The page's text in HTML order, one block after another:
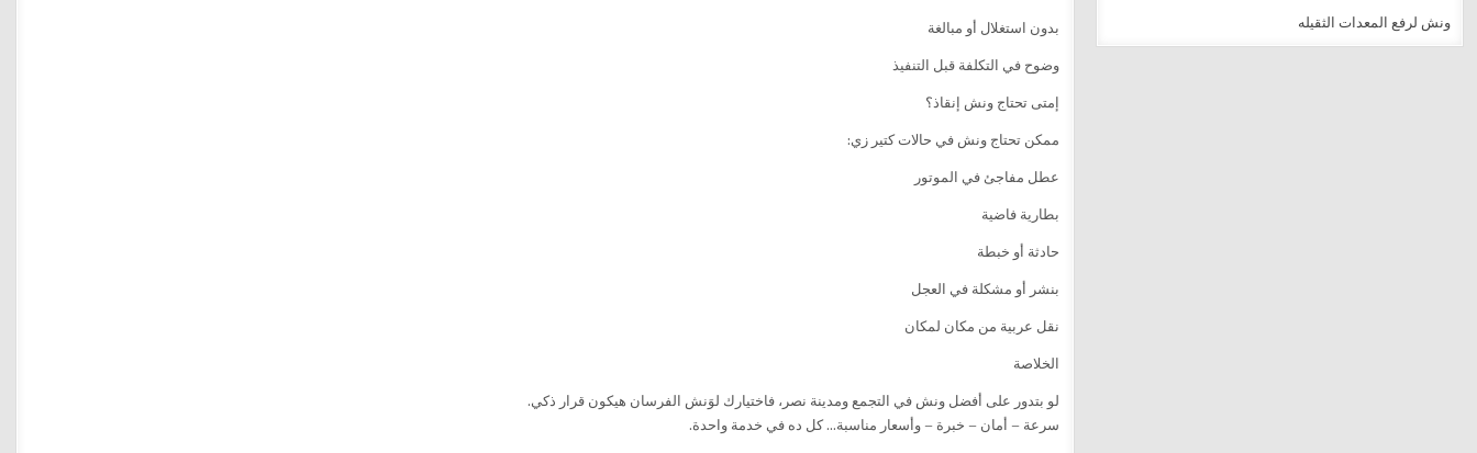
بدون استغلال أو مبالغة
وضوح في التكلفة قبل التنفيذ
إمتى تحتاج ونش إنقاذ؟
ممكن تحتاج ونش في حالات كتير زي:
عطل مفاجئ في الموتور
بطارية فاضية
حادثة أو خبطة
بنشر أو مشكلة في العجل
نقل عربية من مكان لمكان
الخلاصة
لو بتدور على أفضل ونش في التجمع ومدينة نصر، فاختيارك لوَنش الفرسان هيكون قرار ذكي.
سرعة – أمان – خبرة – وأسعار مناسبة… كل ده في خدمة واحدة.
ونش لرفع المعدات الثقيله